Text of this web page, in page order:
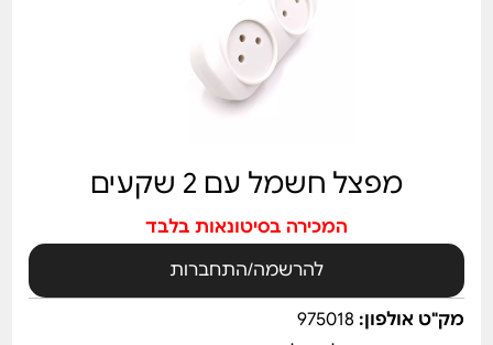
מפצל חשמל עם 2 שקעים
המכירה בסיטונאות בלבד
להרשמה/התחברות
מק"ט אולפון: 975018